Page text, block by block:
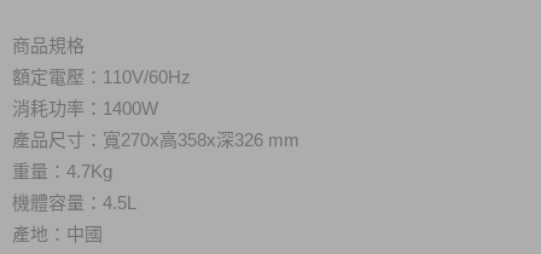
商品規格
額定電壓：110V/60Hz
消耗功率：1400W
產品尺寸：寬270x高358x深326 mm
重量：4.7Kg
機體容量 ：4.5L
產地：中國